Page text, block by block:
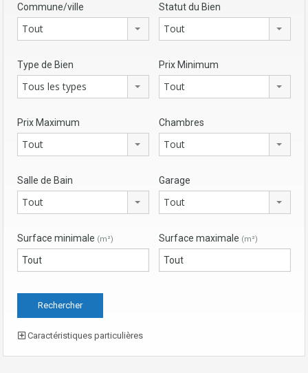
Commune/ville
Tout
Statut du Bien
Tout
Type de Bien
Tous les types
Prix Minimum
Tout
Prix Maximum
Tout
Chambres
Tout
Salle de Bain
Tout
Garage
Tout
Surface minimale (m²) Surface maximale (m²)
Caractéristiques particulières